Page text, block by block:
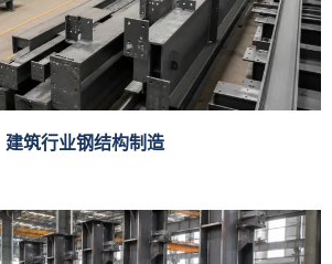
建筑行业钢结构制造